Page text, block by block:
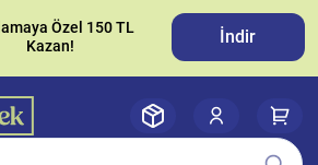
Özel 150 TL
İndir